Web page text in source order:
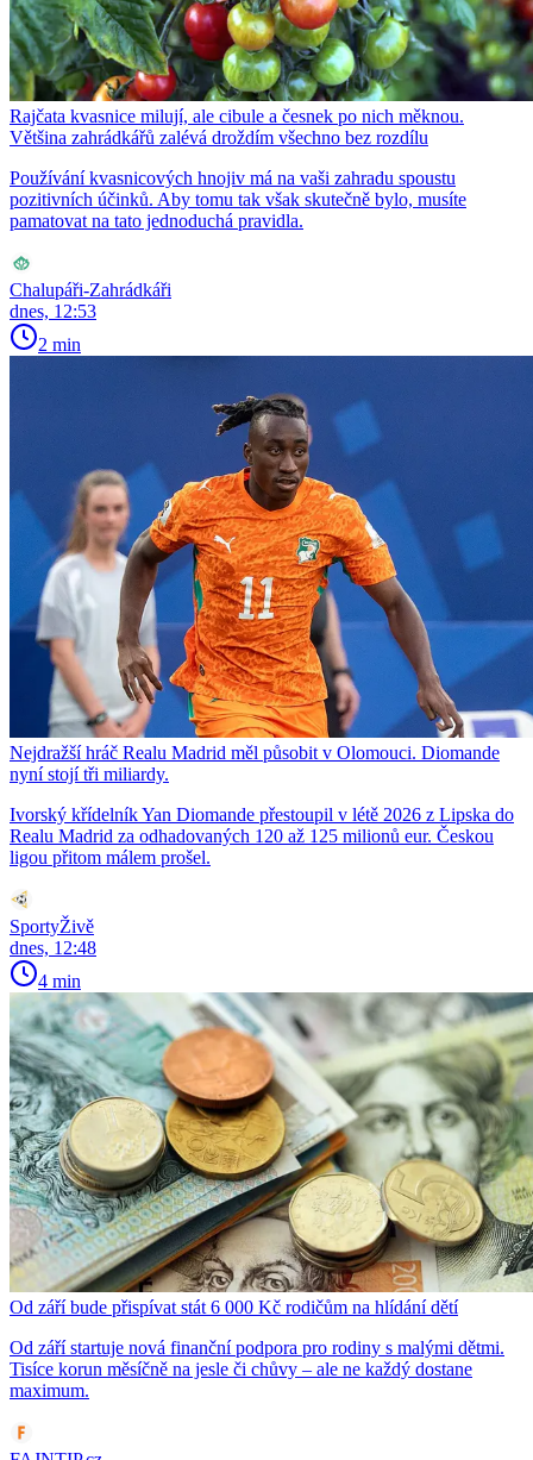
Rajčata kvasnice milují, ale cibule a česnek po nich měknou.
Většina zahrádkářů zalévá droždím všechno bez rozdílu
Používání kvasnicových hnojiv má na vaši zahradu spoustu
pozitivních účinků. Aby tomu tak však skutečně bylo, musíte
pamatovat na tato jednoduchá pravidla.
Chalupáři-Zahrádkáři
dnes, 12:53
2 min
Nejdražší hráč Realu Madrid měl působit v Olomouci. Diomande
nyní stojí tři miliardy.
Ivorský křídelník Yan Diomande přestoupil v létě 2026 z Lipska do
Realu Madrid za odhadovaných 120 až 125 milionů eur. Českou
ligou přitom málem prošel.
SportyŽivě
dnes, 12:48
4 min
Od září bude přispívat stát 6 000 Kč rodičům na hlídání dětí
Od září startuje nová finanční podpora pro rodiny s malými dětmi.
Tisíce korun měsíčně na jesle či chůvy – ale ne každý dostane
maximum.